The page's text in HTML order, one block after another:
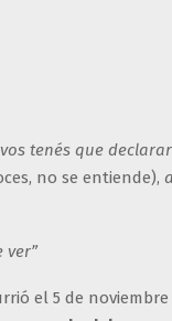
tenés que
no se entiende),
ver”
el 5 de